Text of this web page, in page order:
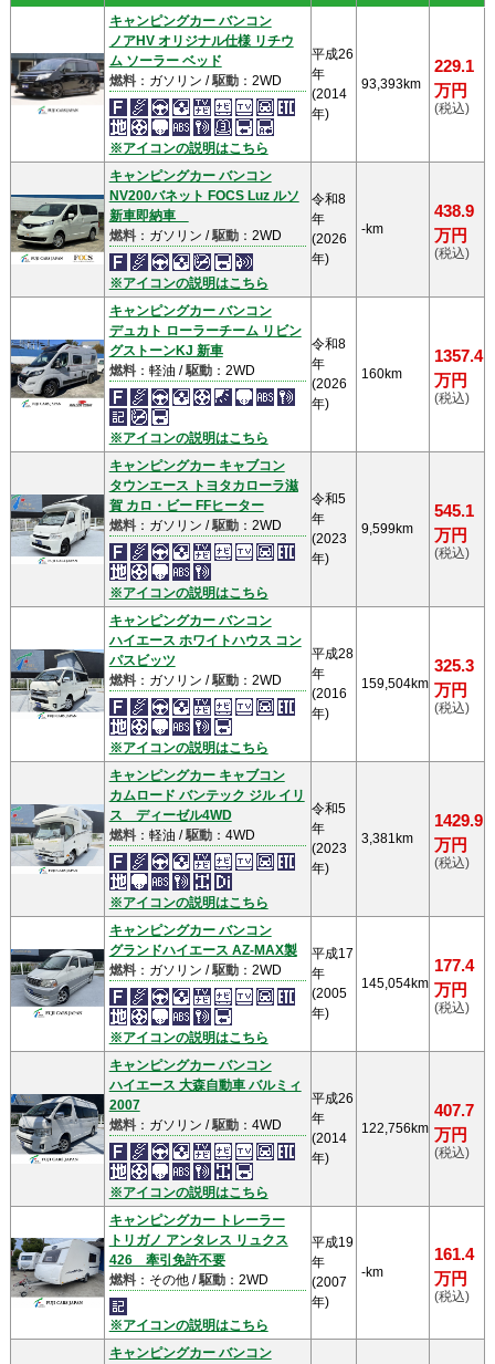
キャンピングカー バンコン
ノアHV オリジナル仕様 リチウ
ム ソーラー ベッド
燃料：ガソリン /駆動：2WD
※アイコンの説明はこちら
平成26
年
(2014
年)
93,393km
229.1
万円
(税込)
キャンピングカー バンコン
NV200バネット FOCS Luz ルソ
新車即納車
燃料：ガソリン /駆動：2WD
※アイコンの説明はこちら
令和8
年
(2026
年)
-km
438.9
万円
(税込)
キャンピングカー バンコン
デュカト ローラーチーム リビン
グストーンKJ 新車
燃料：軽油 /駆動：2WD
※アイコンの説明はこちら
令和8
年
(2026
年)
160km
1357.4
万円
(税込)
キャンピングカー キャブコン
タウンエース トヨタカローラ滋
賀 カロ・ビー FFヒーター
燃料：ガソリン /駆動：2WD
※アイコンの説明はこちら
令和5
年
(2023
年)
9,599km
545.1
万円
(税込)
キャンピングカー バンコン
ハイエース ホワイトハウス コン
パスビッツ
燃料：ガソリン /駆動：2WD
※アイコンの説明はこちら
平成28
年
(2016
年)
159,504km
325.3
万円
(税込)
キャンピングカー キャブコン
カムロード バンテック ジル イリ
ス ディーゼル4WD
燃料：軽油 /駆動：4WD
※アイコンの説明はこちら
令和5
年
(2023
年)
3,381km
1429.9
万円
(税込)
キャンピングカー バンコン
グランドハイエース AZ-MAX製
燃料：ガソリン /駆動：2WD
※アイコンの説明はこちら
平成17
年
(2005
年)
145,054km
177.4
万円
(税込)
キャンピングカー バンコン
ハイエース 大森自動車 バルミィ
2007
燃料：ガソリン /駆動：4WD
※アイコンの説明はこちら
平成26
年
(2014
年)
122,756km
407.7
万円
(税込)
キャンピングカー トレーラー
トリガノ アンタレス リュクス
426 牽引免許不要
燃料：その他 /駆動：2WD
※アイコンの説明はこちら
平成19
年
(2007
年)
-km
161.4
万円
(税込)
キャンピングカー バンコン